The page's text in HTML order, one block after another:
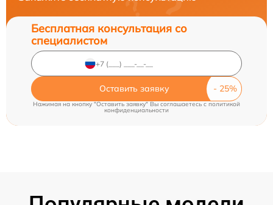
Бесплатная консультация со
специалистом
Оставить заявку
Нажимая на кнопку "Оставить заявку" Вы соглашаетесь cполитикой
конфиденциальности